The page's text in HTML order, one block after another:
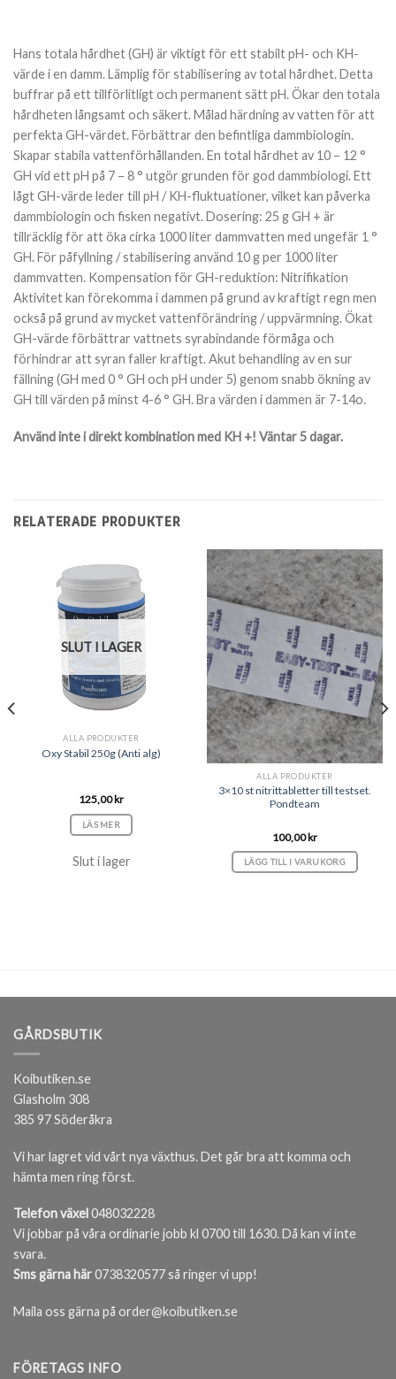
Hans totala hårdhet (GH) är viktigt för ett stabilt pH- och KH-
värde i en damm. Lämplig för stabilisering av total hårdhet. Detta
buffrar på ett tillförlitligt och permanent sätt pH. Ökar den totala
hårdheten långsamt och säkert. Målad härdning av vatten för att
perfekta GH-värdet. Förbättrar den befintliga dammbiologin.
Skapar stabila vattenförhållanden. En total hårdhet av 10 – 12 °
GH vid ett pH på 7 – 8 ° utgör grunden för god dammbiologi. Ett
lågt GH-värde leder till pH / KH-fluktuationer, vilket kan påverka
dammbiologin och fisken negativt. Dosering: 25 g GH + är
tillräcklig för att öka cirka 1000 liter dammvatten med ungefär 1 °
GH. För påfyllning / stabilisering använd 10 g per 1000 liter
dammvatten. Kompensation för GH-reduktion: Nitrifikation
Aktivitet kan förekomma i dammen på grund av kraftigt regn men
också på grund av mycket vattenförändring / uppvärmning. Ökat
GH-värde förbättrar vattnets syrabindande förmåga och
förhindrar att syran faller kraftigt. Akut behandling av en sur
fällning (GH med 0 ° GH och pH under 5) genom snabb ökning av
GH till värden på minst 4-6 ° GH. Bra värden i dammen är 7-14o.
Använd inte i direkt kombination med KH +! Väntar 5 dagar.
RELATERADE PRODUKTER
SLUT I LAGER
ALLA PRODUKTER
Oxy Stabil 250g (Anti alg)
125,00kr
LÄS MER
Slut i lager
ALLA PRODUKTER
3×10 st nitrittabletter till testset.
Pondteam
100,00kr
LÄGG TILL I VARUKORG
GÅRDSBUTIK
Koibutiken.se
Glasholm 308
385 97 Söderåkra
Vi har lagret vid vårt nya växthus. Det går bra att komma och
hämta men ring först.
Telefon växel048032228
Vi jobbar på våra ordinarie jobb kl 0700 till 1630. Då kan vi inte
svara.
Sms gärna här0738320577 så ringer vi upp!
Maila oss gärna på order@koibutiken.se
FÖRETAGS INFO